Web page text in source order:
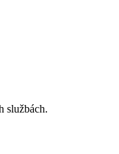
službách.